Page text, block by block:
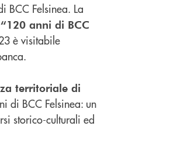
BCC Felsinea. La
“120 anni di BCC
è visitabile
territoriale di
di BCC Felsinea: un
storico-culturali ed